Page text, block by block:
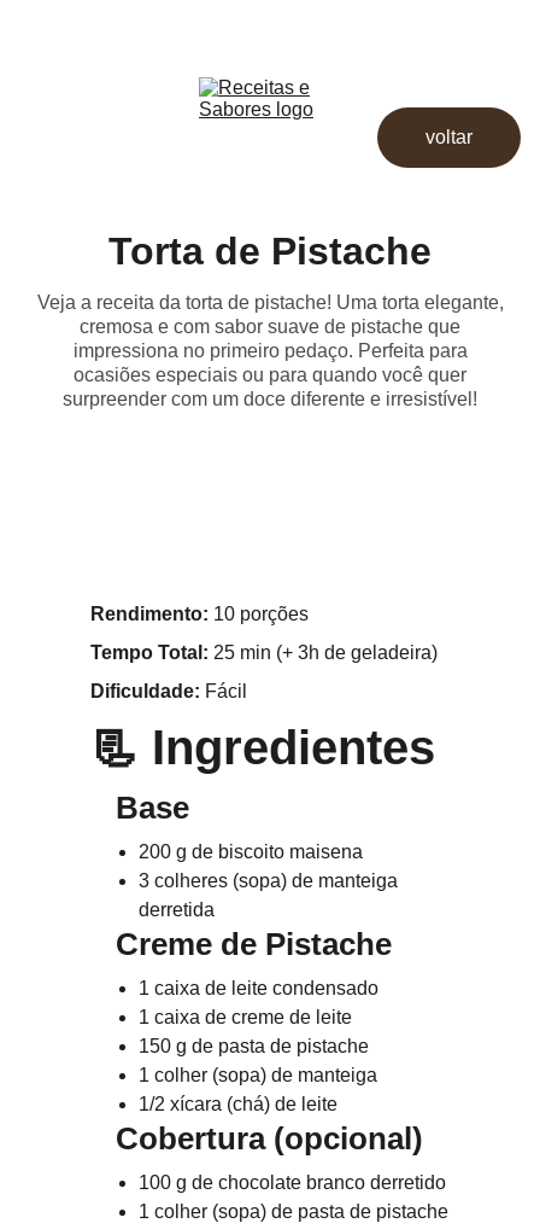
voltar
Torta de Pistache
Veja a receita da torta de pistache! Uma torta elegante,
cremosa e com sabor suave de pistache que
impressiona no primeiro pedaço. Perfeita para
ocasiões especiais ou para quando você quer
surpreender com um doce diferente e irresistível!
Rendimento: 10 porções
Tempo Total: 25 min (+ 3h de geladeira)
Dificuldade: Fácil
📃 Ingredientes
   Base
200 g de biscoito maisena
3 colheres (sopa) de manteiga
derretida
   Creme de Pistache
1 caixa de leite condensado
1 caixa de creme de leite
150 g de pasta de pistache
1 colher (sopa) de manteiga
1/2 xícara (chá) de leite
   Cobertura (opcional)
100 g de chocolate branco derretido
1 colher (sopa) de pasta de pistache